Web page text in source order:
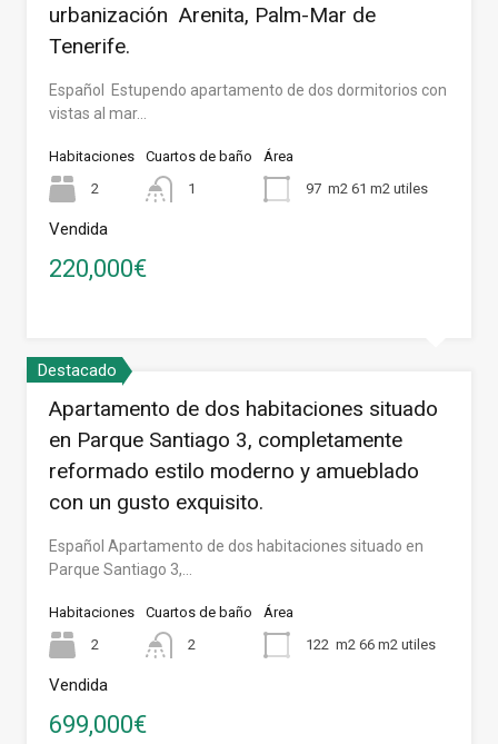
urbanización Arenita, Palm-Mar de
Tenerife.
Español Estupendo apartamento de dos dormitorios con
vistas al mar…
Habitaciones
2
Cuartos de baño
1
Área
97 m2 61 m2 utiles
Vendida
220,000€
Destacado
Apartamento de dos habitaciones situado
en Parque Santiago 3, completamente
reformado estilo moderno y amueblado
con un gusto exquisito.
Español Apartamento de dos habitaciones situado en
Parque Santiago 3,…
Habitaciones
2
Cuartos de baño
2
Área
122 m2 66 m2 utiles
Vendida
699,000€